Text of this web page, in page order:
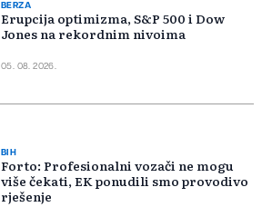
BERZA
Erupcija optimizma, S&P 500 i Dow
Jones na rekordnim nivoima
05. 08. 2026.
BIH
Forto: Profesionalni vozači ne mogu
više čekati, EK ponudili smo provodivo
rješenje